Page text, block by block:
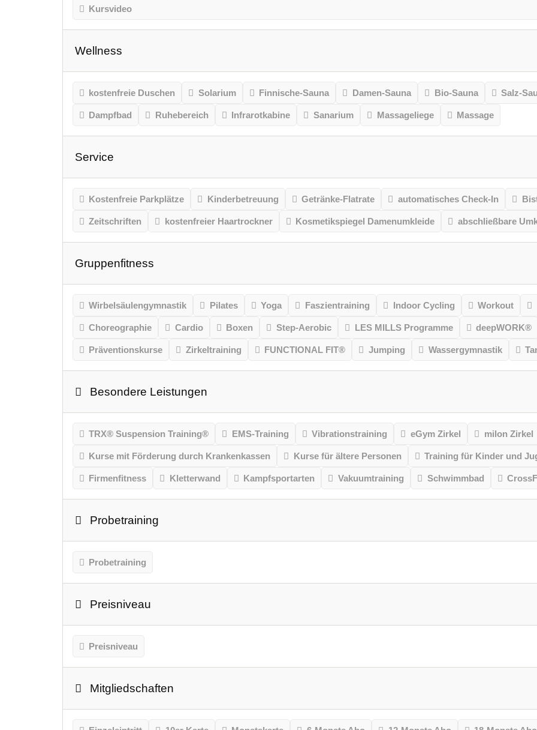
Kursvideo
Wellness
kostenfreie Duschen Solarium Finnische-Sauna Damen-Sauna Bio-Sauna Salz-
Dampfbad Ruhebereich Infrarotkabine Sanarium Massageliege Massage
Service
Kostenfreie Parkplätze Kinderbetreuung Getränke-Flatrate automatisches Check-In
Zeitschriften kostenfreier Haartrockner Kosmetikspiegel Damenumkleide abschließbare
Gruppenfitness
Wirbelsäulengymnastik Pilates Yoga Faszientraining Indoor Cycling Workout
Choreographie Cardio Boxen Step-Aerobic LES MILLS Programme deepWORK®
Präventionskurse Zirkeltraining FUNCTIONAL FIT® Jumping Wassergymnastik
Besondere Leistungen
TRX® Suspension Training® EMS-Training Vibrationstraining eGym Zirkel milon Zirkel
Kurse mit Förderung durch Krankenkassen Kurse für ältere Personen Training für Kinder und
Firmenfitness Kletterwand Kampfsportarten Vakuumtraining Schwimmbad
Probetraining
Probetraining
Preisniveau
Preisniveau
Mitgliedschaften